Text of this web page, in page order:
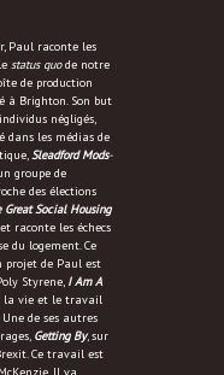
Paul raconte les
status quode notre
de production
à Brighton. Son but
négligés,
dans les médias de
Sleadford Mods-
groupe de
des élections
Great Social Housing
raconte les échecs
du logement. Ce
projet de Paul est
Styrene, I Am A
la vie et le travail
Une de ses autres
Getting By, sur
Ce travail est
Il va